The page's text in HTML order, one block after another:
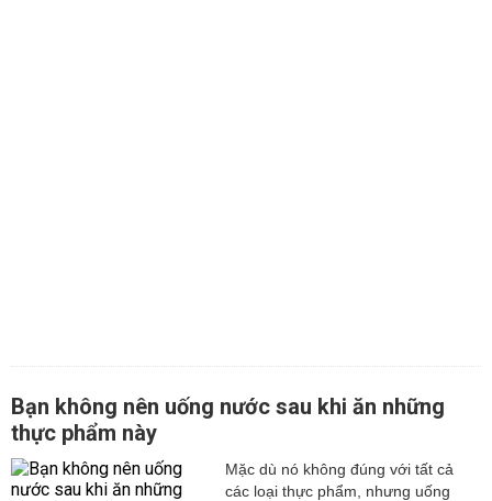
Bạn không nên uống nước sau khi ăn những
thực phẩm này
Mặc dù nó không đúng với tất cả
các loại thực phẩm, nhưng uống